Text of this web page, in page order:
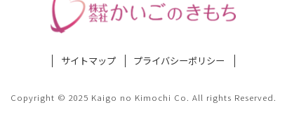
サイトマップ プライバシーポリシー
Copyright © 2025 Kaigo no Kimochi Co. All rights Reserved.